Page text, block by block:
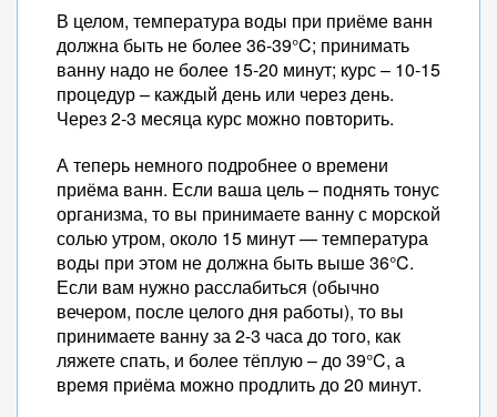
В целом, температура воды при приёме ванн
должна быть не более 36-39°C; принимать
ванну надо не более 15-20 минут; курс – 10-15
процедур – каждый день или через день.
Через 2-3 месяца курс можно повторить.
А теперь немного подробнее о времени
приёма ванн. Если ваша цель – поднять тонус
организма, то вы принимаете ванну с морской
солью утром, около 15 минут — температура
воды при этом не должна быть выше 36°C.
Если вам нужно расслабиться (обычно
вечером, после целого дня работы), то вы
принимаете ванну за 2-3 часа до того, как
ляжете спать, и более тёплую – до 39°C, а
время приёма можно продлить до 20 минут.